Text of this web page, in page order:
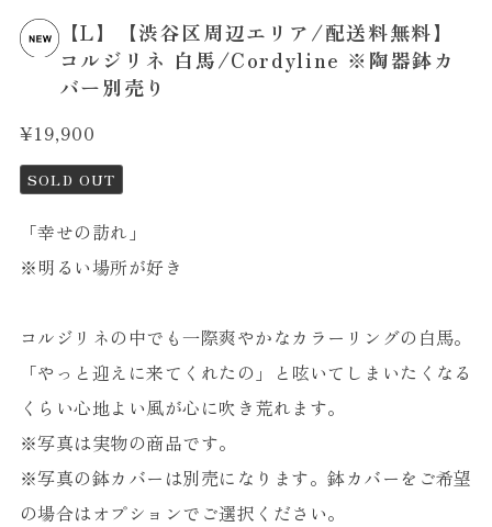
【L】【渋谷区周辺エリア/配送料無料】
コルジリネ 白馬/Cordyline ※陶器鉢カ
バー別売り
¥19,900
SOLD OUT
「幸せの訪れ」
※明るい場所が好き
コルジリネの中でも一際爽やかなカラーリングの白馬。
「やっと迎えに来てくれたの」と呟いてしまいたくなる
くらい心地よい風が心に吹き荒れます。
※写真は実物の商品です。
※写真の鉢カバーは別売になります。鉢カバーをご希望
の場合はオプションでご選択ください。